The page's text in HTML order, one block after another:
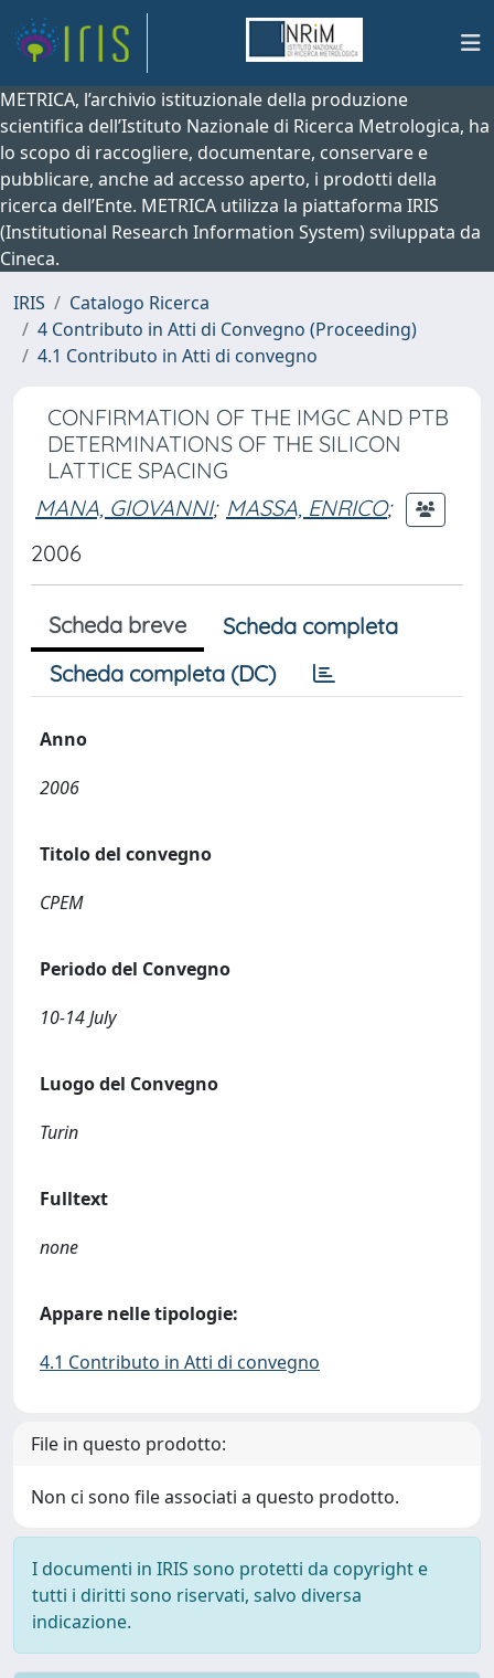
METRICA, l’archivio istituzionale della produzione
scientifica dell’Istituto Nazionale di Ricerca Metrologica, ha
lo scopo di raccogliere, documentare, conservare e
pubblicare, anche ad accesso aperto, i prodotti della
ricerca dell’Ente. METRICA utilizza la piattaforma IRIS
(Institutional Research Information System) sviluppata da
Cineca.
IRIS
Catalogo Ricerca
4 Contributo in Atti di Convegno (Proceeding)
4.1 Contributo in Atti di convegno
CONFIRMATION OF THE IMGC AND PTB
DETERMINATIONS OF THE SILICON
LATTICE SPACING
MANA, GIOVANNI; MASSA, ENRICO;
2006
Scheda breve
Scheda completa
Scheda completa (DC)
Anno
2006
Titolo del convegno
CPEM
Periodo del Convegno
10-14 July
Luogo del Convegno
Turin
Fulltext
none
Appare nelle tipologie:
4.1 Contributo in Atti di convegno
File in questo prodotto:
Non ci sono file associati a questo prodotto.
I documenti in IRIS sono protetti da copyright e
tutti i diritti sono riservati, salvo diversa
indicazione.